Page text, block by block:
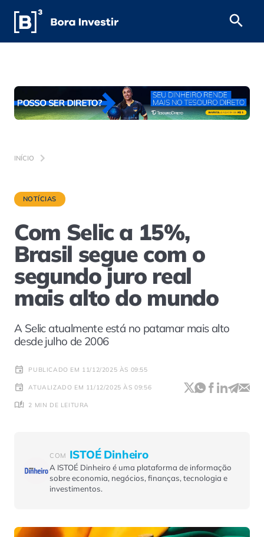
INÍCIO
NOTÍCIAS
Com Selic a 15%,
Brasil segue com o
segundo juro real
mais alto do mundo
A Selic atualmente está no patamar mais alto
desde julho de 2006
PUBLICADO EM 11/12/2025 ÀS 09:55
ATUALIZADO EM 11/12/2025 ÀS 09:56
2 MIN DE LEITURA
COM ISTOÉ Dinheiro
A ISTOÉ Dinheiro é uma plataforma de informação
sobre economia, negócios, finanças, tecnologia e
investimentos.